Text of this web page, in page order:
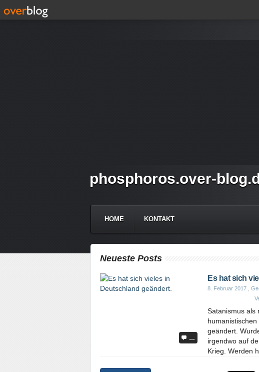
phosphoros.over-
HOME KONTAKT
Neueste Posts
…
Es hat sich
8. Februar 2017 ,
Satanismus als
geändert.
irgendwo auf
Krieg. Werden